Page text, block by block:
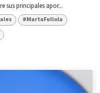
sus principales apor...
#MartaFullola